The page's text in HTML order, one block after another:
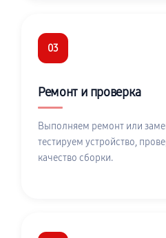
03
Ремонт и проверка
Выполняем ремонт или
тестируем устройство,
качество сборки.